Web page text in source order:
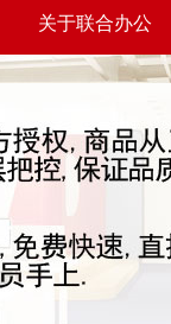
关于联合办公